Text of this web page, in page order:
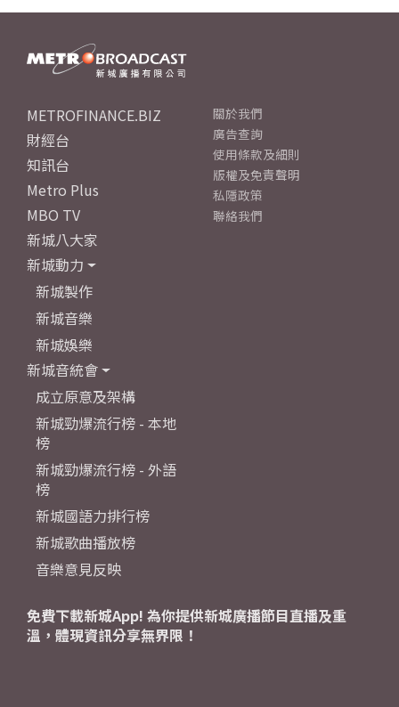
METROFINANCE.BIZ
財經台
知訊台
Metro Plus
MBO TV
新城八大家
新城動力
新城製作
新城音樂
新城娛樂
新城音統會
成立原意及架構
新城勁爆流行榜 - 本地
榜
新城勁爆流行榜 - 外語
榜
新城國語力排行榜
新城歌曲播放榜
音樂意見反映
關於我們
廣告查詢
使用條款及細則
版權及免責聲明
私隱政策
聯絡我們
免費下載新城App! 為你提供新城廣播節目直播及重
溫，體現資訊分享無界限！